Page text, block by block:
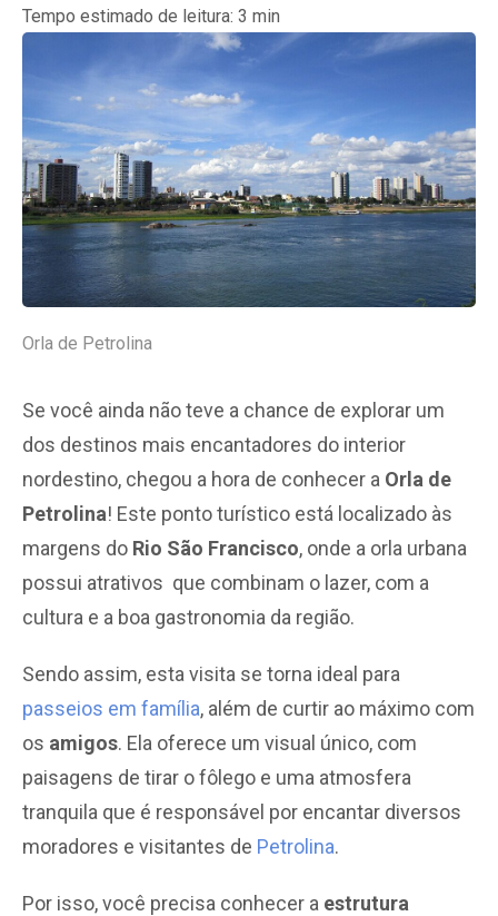
Tempo estimado de leitura: 3 min
Orla de Petrolina
Se você ainda não teve a chance de explorar um
dos destinos mais encantadores do interior
nordestino, chegou a hora de conhecer a Orla de
Petrolina! Este ponto turístico está localizado às
margens do Rio São Francisco, onde a orla urbana
possui atrativos que combinam o lazer, com a
cultura e a boa gastronomia da região.
Sendo assim, esta visita se torna ideal para
passeios em família, além de curtir ao máximo com
os amigos. Ela oferece um visual único, com
paisagens de tirar o fôlego e uma atmosfera
tranquila que é responsável por encantar diversos
moradores e visitantes de Petrolina.
Por isso, você precisa conhecer a estrutura